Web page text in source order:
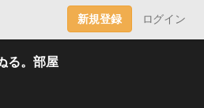
新規登録 ログイン
る。部屋